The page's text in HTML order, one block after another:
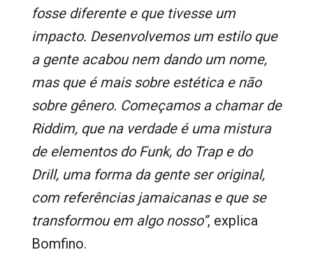
fosse diferente e que tivesse um
impacto. Desenvolvemos um estilo que
a gente acabou nem dando um nome,
mas que é mais sobre estética e não
sobre gênero. Começamos a chamar de
Riddim, que na verdade é uma mistura
de elementos do Funk, do Trap e do
Drill, uma forma da gente ser original,
com referências jamaicanas e que se
transformou em algo nosso”, explica
Bomfino.